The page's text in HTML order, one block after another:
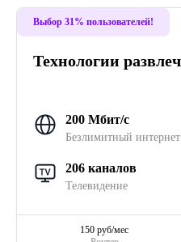
Выбор 31% пользователей!
Технологии
200 Мбит/с
Безлимитный интернет
206 каналов
Телевидение
150 руб/мес